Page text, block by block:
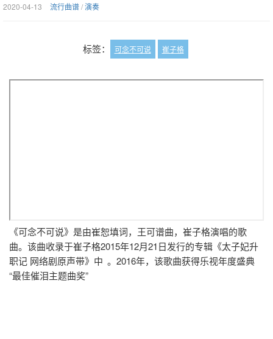
2020-04-13 流行曲谱/演奏
标签： 可念不可说 崔子格
《可念不可说》是由崔恕填词，王可谱曲，崔子格演唱的歌
曲。该曲收录于崔子格2015年12月21日发行的专辑《太子妃升
职记 网络剧原声带》中 。2016年，该歌曲获得乐视年度盛典
“最佳催泪主题曲奖”